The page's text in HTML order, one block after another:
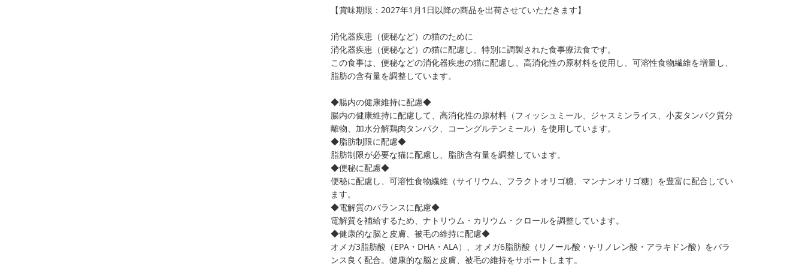
【賞味期限：2027年1月1日以降の商品を出荷させていただきます】
消化器疾患（便秘など）の猫のために
消化器疾患（便秘など）の猫に配慮し、特別に調製された食事療法食です。
この食事は、便秘などの消化器疾患の猫に配慮し、高消化性の原材料を使用し、可溶性食物繊維を増量し、
脂肪の含有量を調整しています。
◆腸内の健康維持に配慮◆
腸内の健康維持に配慮して、高消化性の原材料（フィッシュミール、ジャスミンライス、小麦タンパク質分
離物、加水分解鶏肉タンパク、コーングルテンミール）を使用しています。
◆脂肪制限に配慮◆
脂肪制限が必要な猫に配慮し、脂肪含有量を調整しています。
◆便秘に配慮◆
便秘に配慮し、可溶性食物繊維（サイリウム、フラクトオリゴ糖、マンナンオリゴ糖）を豊富に配合してい
ます。
◆電解質のバランスに配慮◆
電解質を補給するため、ナトリウム・カリウム・クロールを調整しています。
◆健康的な脳と皮膚、被毛の維持に配慮◆
オメガ3脂肪酸（EPA・DHA・ALA）、オメガ6脂肪酸（リノール酸・γ-リノレン酸・アラキドン酸）をバラ
ンス良く配合。健康的な脳と皮膚、被毛の維持をサポートします。